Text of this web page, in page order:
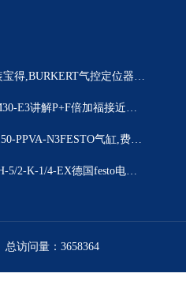
306925原装宝得,BURKERT气控定位器结构详情
NBB2-8GM30-E3讲解P+F倍加福接近开关选择要点
DSBC-63-150-PPVA-N3FESTO气缸,费斯托DSBC系列产品解说
NVF3-MOH-5/2-K-1/4-EX德国festo电磁阀，进口费斯托
访问量：3658364